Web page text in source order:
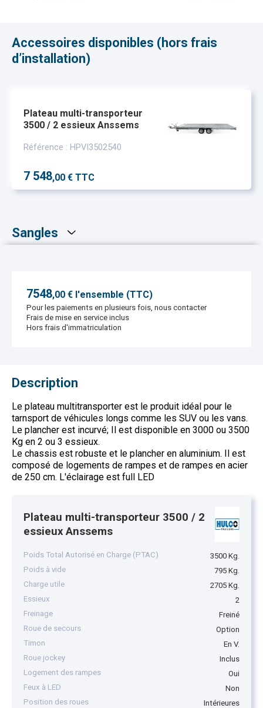
Description
Le plateau multitransporter est le produit idéal pour le
tarnsport de véhicules longs comme les SUV ou les vans.
Le plancher est incurvé; Il est disponible en 3000 ou 3500
Kg en 2 ou 3 essieux.
Le chassis est robuste et le plancher en aluminium. Il est
composé de logements de rampes et de rampes en acier
de 250 cm. L'éclairage est full LED
Plateau multi-transporteur 3500 / 2
essieux Anssems
Poids Total Autorisé en Charge (PTAC)
3500 Kg.
Poids à vide
795 Kg.
Charge utile
2705 Kg.
Essieux
2
Freinage
Freiné
Roue de secours
Option
Timon
En V.
Roue jockey
Inclus
Logement des rampes
Oui
Feux à LED
Non
Position des roues
Intérieures
Accessoires disponibles (hors frais
d’installation)
Plateau multi-transporteur
3500 / 2 essieux Anssems
Référence : HPVI3502540
7 548,00 € TTC
Sangles
7548,00 € l'ensemble (TTC)
Pour les paiements en plusieurs fois, nous contacter
Frais de mise en service inclus
Hors frais d'immatriculation